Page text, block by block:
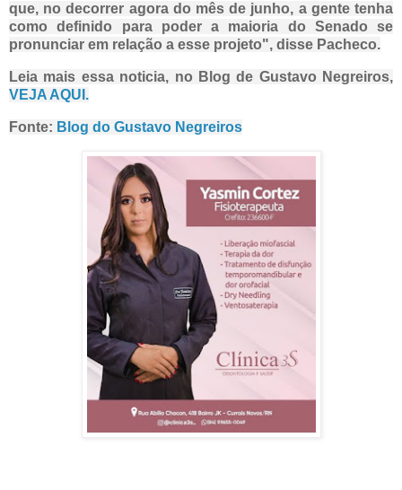
que, no decorrer agora do mês de junho, a gente tenha
como definido para poder a maioria do Senado se
pronunciar em relação a esse projeto", disse Pacheco.
Leia mais essa noticia, no Blog de Gustavo Negreiros,
VEJA AQUI.
Fonte: Blog do Gustavo Negreiros